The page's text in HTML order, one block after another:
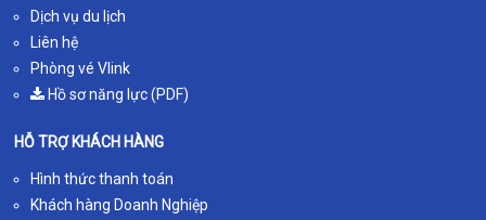
Dịch vụ du lịch
Liên hệ
Phòng vé Vlink
Hồ sơ năng lực (PDF)
HỖ TRỢ KHÁCH HÀNG
Hình thức thanh toán
Khách hàng Doanh Nghiệp